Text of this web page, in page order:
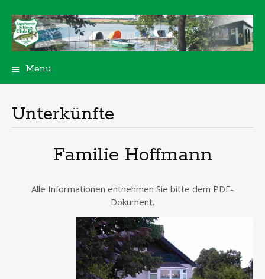
Menu
Unterkünfte
Familie Hoffmann
Alle Informationen entnehmen Sie bitte dem PDF-
Dokument.